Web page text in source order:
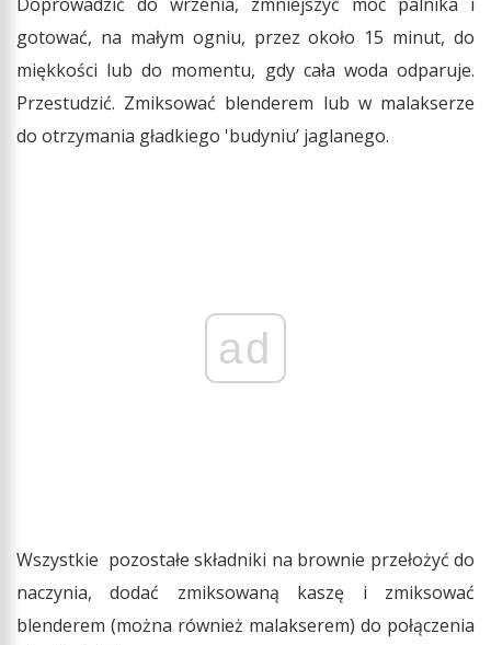
gotować, na małym ogniu, przez około 15 minut, do
miękkości lub do momentu, gdy cała woda odparuje.
Przestudzić. Zmiksować blenderem lub w malakserze
do otrzymania gładkiego 'budyniu’ jaglanego.
ad
Wszystkie pozostałe składniki na brownie przełożyć do
naczynia, dodać zmiksowaną kaszę i zmiksować
blenderem (można również malakserem) do połączenia